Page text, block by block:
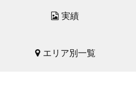
実績
エリア別一覧